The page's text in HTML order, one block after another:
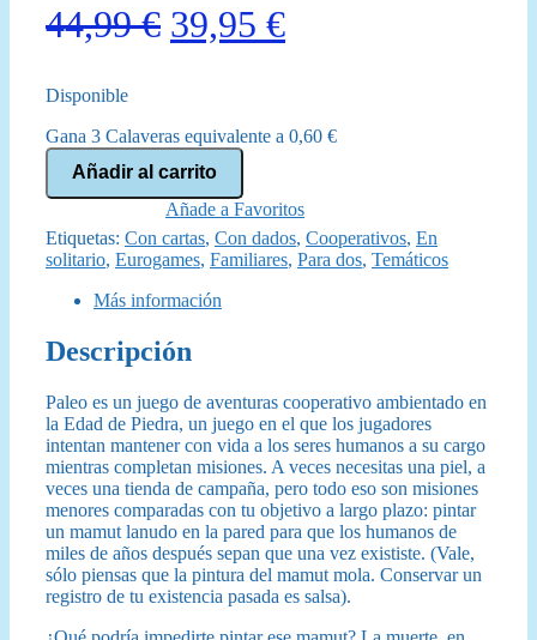
44,99€ El
era:
44,99 €.
39,95 €El
es:
39,95 €.
Disponible
Gana 3 Calaveras equivalente a 0,60 €
Paleo
cantidad
Añadir al carrito
Añade a Favoritos
Etiquetas: Con cartas, Con dados, Cooperativos, En
solitario, Eurogames, Familiares, Para dos, Temáticos
Más información
Descripción
Paleo es un juego de aventuras cooperativo ambientado en
la Edad de Piedra, un juego en el que los jugadores
intentan mantener con vida a los seres humanos a su cargo
mientras completan misiones. A veces necesitas una piel, a
veces una tienda de campaña, pero todo eso son misiones
menores comparadas con tu objetivo a largo plazo: pintar
un mamut lanudo en la pared para que los humanos de
miles de años después sepan que una vez exististe. (Vale,
sólo piensas que la pintura del mamut mola. Conservar un
registro de tu existencia pasada es salsa).